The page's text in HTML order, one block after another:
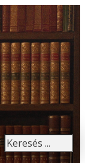
Keresés